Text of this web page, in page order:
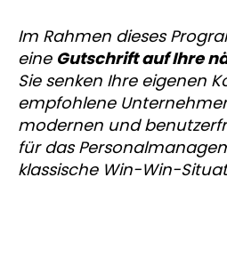
Im Rahmen dieses
eine Gutschrift auf Ihre
Sie senken Ihre eigenen
empfohlene
modernen und
für das
klassische Win-Win-